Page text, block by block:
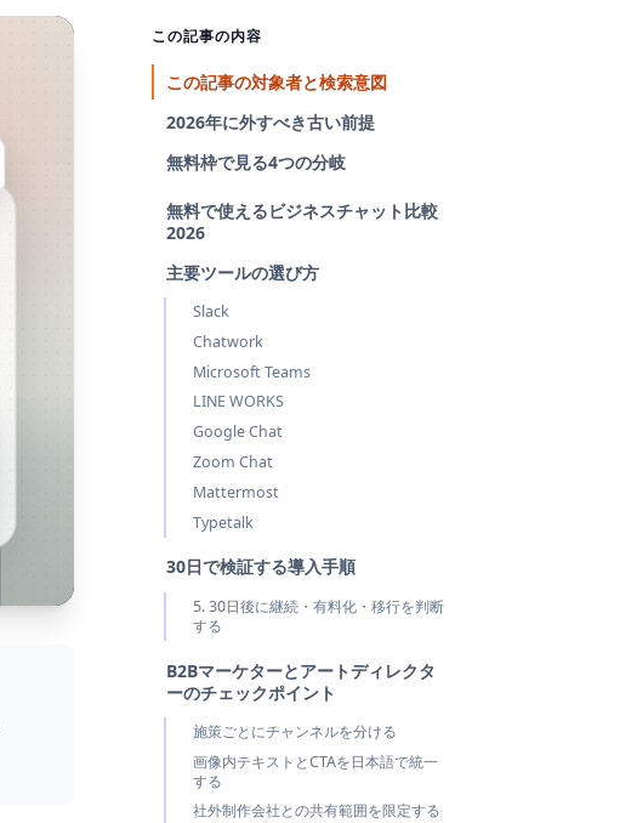
この記事の内容
この記事の対象者と検索意図
2026年に外すべき古い前提
無料枠で見る4つの分岐
無料で使えるビジネスチャット比較
2026
主要ツールの選び方
Slack
Chatwork
Microsoft Teams
LINE WORKS
Google Chat
Zoom Chat
Mattermost
Typetalk
30日で検証する導入手順
5. 30日後に継続・有料化・移行を判断
する
B2Bマーケターとアートディレクタ
ーのチェックポイント
施策ごとにチャンネルを分ける
画像内テキストとCTAを日本語で統一
する
社外制作会社との共有範囲を限定する